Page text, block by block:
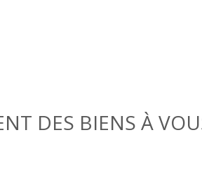
DES BIENS À